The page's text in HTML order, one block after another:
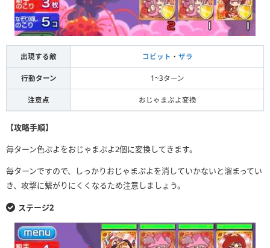
出現する敵 コビット ・ ザラ
行動ターン 1~3ターン
注意点 おじゃまぷよ変換
【攻略手順】
毎ターン色ぷよをおじゃまぷよ2個に変換してきます。
毎ターンですので、しっかりおじゃまぷよを消していかないと溜まってい
き、攻撃に繋がりにくくなるため注意しましょう。
ステージ2